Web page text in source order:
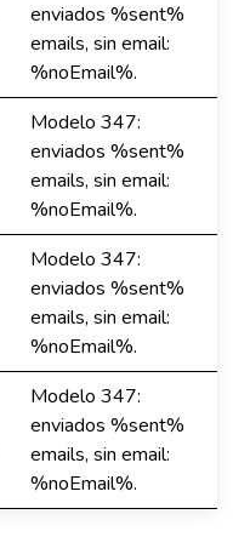
enviados %sent%
emails, sin email:
%noEmail%.
Modelo 347:
enviados %sent%
emails, sin email:
%noEmail%.
Modelo 347:
enviados %sent%
emails, sin email:
%noEmail%.
Modelo 347:
enviados %sent%
emails, sin email:
%noEmail%.